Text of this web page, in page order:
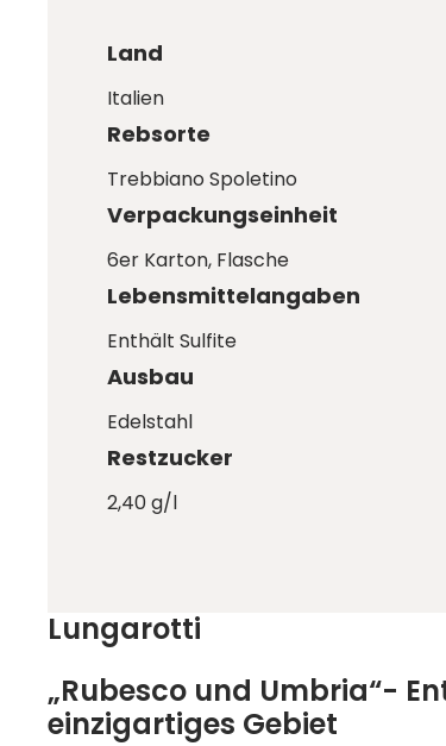
Land
Italien
Rebsorte
Trebbiano Spoletino
Verpackungseinheit
6er Karton, Flasche
Lebensmittelangaben
Enthält Sulfite
Ausbau
Edelstahl
Restzucker
2,40 g/l
Lungarotti
„Rubesco und Umbria“-
einzigartiges Gebiet